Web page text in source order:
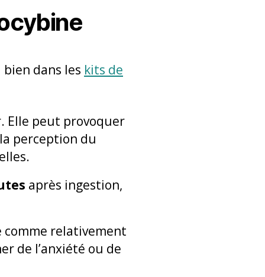
dans les kits de
Elle peut provoquer
perception du
après ingestion,
comme relativement
de l’anxiété ou de